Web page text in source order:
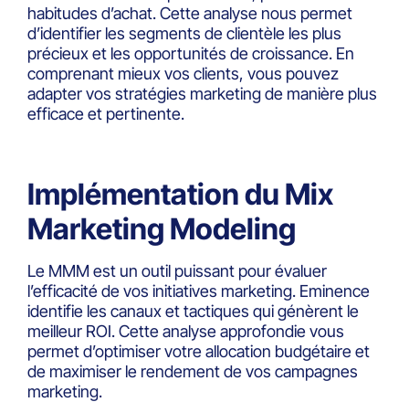
habitudes d’achat. Cette analyse nous permet
d’identifier les segments de clientèle les plus
précieux et les opportunités de croissance. En
comprenant mieux vos clients, vous pouvez
adapter vos stratégies marketing de manière plus
efficace et pertinente.
Implémentation du Mix
Marketing Modeling
Le MMM est un outil puissant pour évaluer
l’efficacité de vos initiatives marketing. Eminence
identifie les canaux et tactiques qui génèrent le
meilleur ROI. Cette analyse approfondie vous
permet d’optimiser votre allocation budgétaire et
de maximiser le rendement de vos campagnes
marketing.